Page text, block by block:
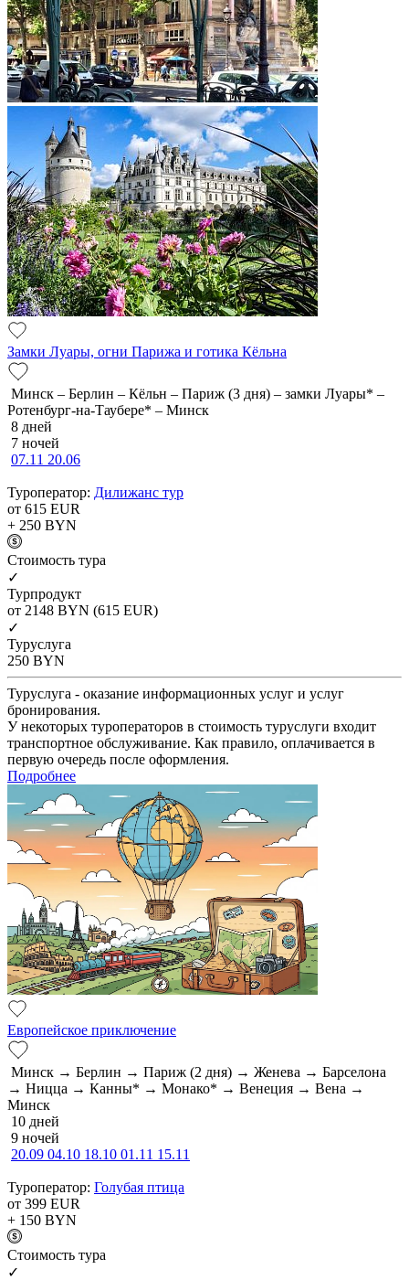
Замки Луары, огни Парижа и готика Кёльна
Минск – Берлин – Кёльн – Париж (3 дня) – замки Луары* –
Ротенбург-на-Таубере* – Минск
8 дней
7 ночей
07.11 20.06
Туроператор: Дилижанс тур
от 615 EUR
+ 250 BYN
Cтоимость тура
✓
Турпродукт
от 2148 BYN (615 EUR)
✓
Туруслуга
250 BYN
Туруслуга - оказание информационных услуг и услуг
бронирования.
У некоторых туроператоров в стоимость туруслуги входит
транспортное обслуживание. Как правило, оплачивается в
первую очередь после оформления.
Подробнее
Европейское приключение
Минск → Берлин → Париж (2 дня) → Женева → Барселона
→ Ницца → Канны* → Монако* → Венеция → Вена →
Минск
10 дней
9 ночей
20.09 04.10 18.10 01.11 15.11
Туроператор: Голубая птица
от 399 EUR
+ 150 BYN
Cтоимость тура
✓